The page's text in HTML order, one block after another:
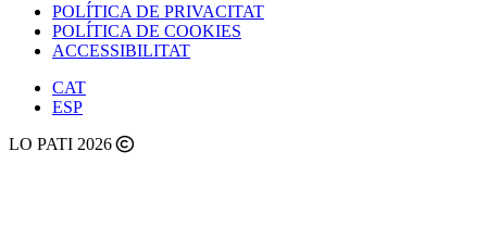
POLÍTICA DE PRIVACITAT
POLÍTICA DE COOKIES
ACCESSIBILITAT
CAT
ESP
LO PATI 2026